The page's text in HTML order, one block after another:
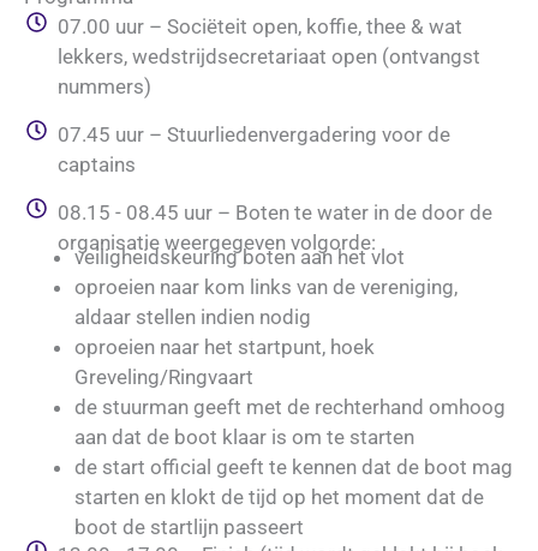
07.00 uur – Sociëteit open, koffie, thee & wat
lekkers, wedstrijdsecretariaat open (ontvangst
nummers)
07.45 uur – Stuurliedenvergadering voor de
captains
08.15 - 08.45 uur – Boten te water in de door de
organisatie weergegeven volgorde:
veiligheidskeuring boten aan het vlot
oproeien naar kom links van de vereniging,
aldaar stellen indien nodig
oproeien naar het startpunt, hoek
Greveling/Ringvaart
de stuurman geeft met de rechterhand omhoog
aan dat de boot klaar is om te starten
de start official geeft te kennen dat de boot mag
starten en klokt de tijd op het moment dat de
boot de startlijn passeert